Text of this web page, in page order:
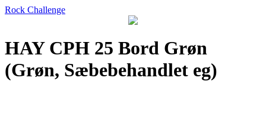
Rock Challenge
HAY CPH 25 Bord Grøn
(Grøn, Sæbebehandlet eg)